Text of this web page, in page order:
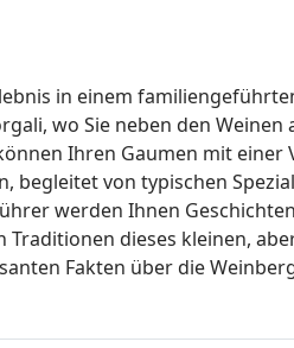
in einem
wo Sie neben den
Ihren Gaumen mit einer
begleitet von typischen
werden Ihnen
Traditionen dieses kleinen,
Fakten über die